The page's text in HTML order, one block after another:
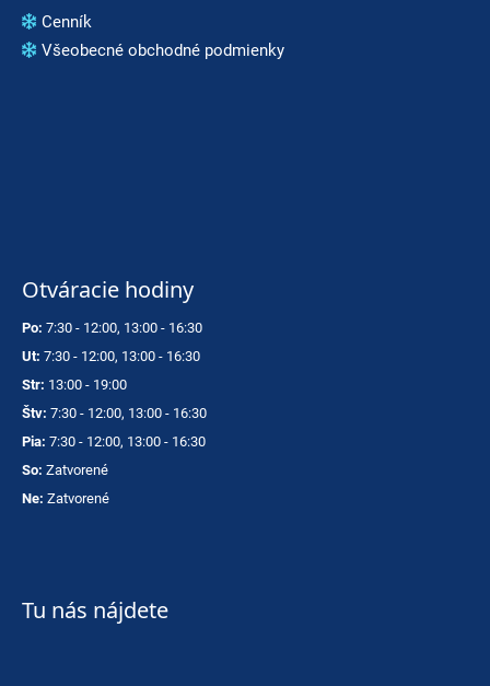
Cenník
Všeobecné obchodné podmienky
Otváracie hodiny
Po: 7:30 - 12:00, 13:00 - 16:30
Ut: 7:30 - 12:00, 13:00 - 16:30
Str: 13:00 - 19:00
Štv: 7:30 - 12:00, 13:00 - 16:30
Pia: 7:30 - 12:00, 13:00 - 16:30
So: Zatvorené
Ne: Zatvorené
Tu nás nájdete